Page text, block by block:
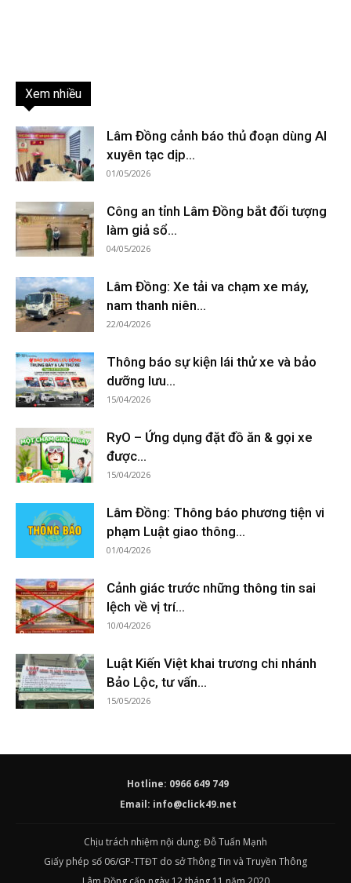
Xem nhiều
Lâm Đồng cảnh báo thủ đoạn dùng AI
xuyên tạc dịp...
01/05/2026
Công an tỉnh Lâm Đồng bắt đối tượng
làm giả sổ...
04/05/2026
Lâm Đồng: Xe tải va chạm xe máy,
nam thanh niên...
22/04/2026
Thông báo sự kiện lái thử xe và bảo
dưỡng lưu...
15/04/2026
RyO – Ứng dụng đặt đồ ăn & gọi xe
được...
15/04/2026
Lâm Đồng: Thông báo phương tiện vi
phạm Luật giao thông...
01/04/2026
Cảnh giác trước những thông tin sai
lệch về vị trí...
10/04/2026
Luật Kiến Việt khai trương chi nhánh
Bảo Lộc, tư vấn...
15/05/2026
Hotline: 0966 649 749
Email: info@click49.net
Chịu trách nhiệm nội dung: Đỗ Tuấn Mạnh
Giấy phép số 06/GP-TTĐT do sở Thông Tin và Truyền Thông